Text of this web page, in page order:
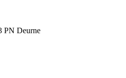
PN Deurne